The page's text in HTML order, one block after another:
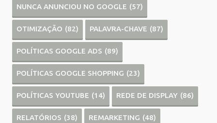
NUNCA ANUNCIOU NO GOOGLE (57)
OTIMIZAÇÃO (82) PALAVRA-CHAVE (87)
POLÍTICAS GOOGLE ADS (89)
POLÍTICAS GOOGLE SHOPPING (23)
POLÍTICAS YOUTUBE (14) REDE DE DISPLAY (86)
RELATÓRIOS (38) REMARKETING (48)